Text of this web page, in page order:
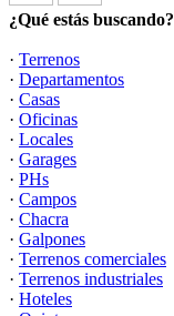
¿Qué estás buscando?
· Terrenos
· Departamentos
· Casas
· Oficinas
· Locales
· Garages
· PHs
· Campos
· Chacra
· Galpones
· Terrenos comerciales
· Terrenos industriales
· Hoteles